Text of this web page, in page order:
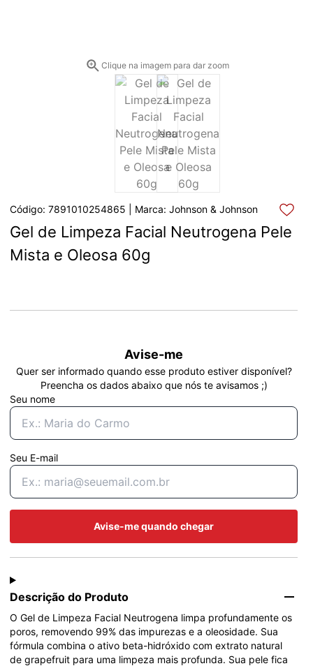
Clique na imagem para dar zoom
Código: 7891010254865 | Marca: Johnson & Johnson
Gel de Limpeza Facial Neutrogena Pele
Mista e Oleosa 60g
Avise-me
Quer ser informado quando esse produto estiver disponível?
Preencha os dados abaixo que nós te avisamos ;)
Seu nome
Seu E-mail
Avise-me quando chegar
Descrição do Produto
O Gel de Limpeza Facial Neutrogena limpa profundamente os
poros, removendo 99% das impurezas e a oleosidade. Sua
fórmula combina o ativo beta-hidróxido com extrato natural
de grapefruit para uma limpeza mais profunda. Sua pele fica